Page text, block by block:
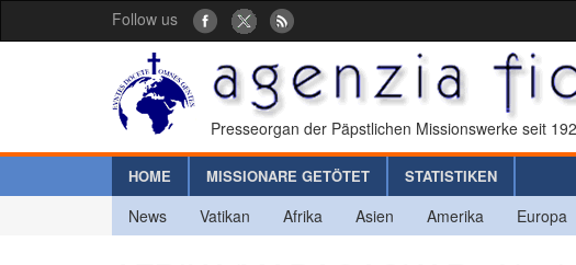
Follow us
Presseorgan der Päpstlichen Missionswerke seit
HOME MISSIONARE GETÖTET STATISTIKEN
News Vatikan Afrika Asien Amerika Europa